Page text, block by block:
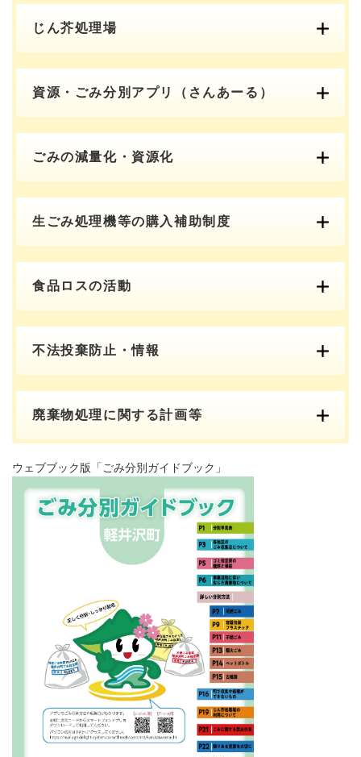
じん芥処理場
資源・ごみ分別アプリ（さんあーる）
ごみの減量化・資源化
生ごみ処理機等の購入補助制度
食品ロスの活動
不法投棄防止・情報
廃棄物処理に関する計画等
ウェブブック版「ごみ分別ガイドブック」